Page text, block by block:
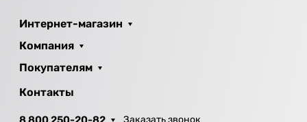
Интернет-магазин
Компания
Покупателям
Контакты
Заказать звонок